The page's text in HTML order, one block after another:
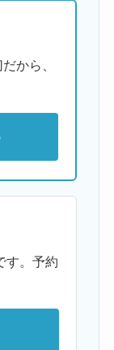
から、
す。予約